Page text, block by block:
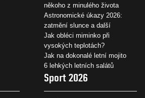
někoho z minulého života
Astronomické úkazy 2026:
zatmění slunce a další
Jak obléci miminko při
vysokých teplotách?
Jak na dokonalé letní mojito
6 lehkých letních salátů
Sport 2026